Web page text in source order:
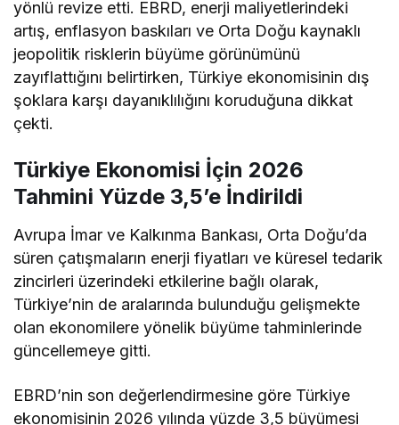
yönlü revize etti. EBRD, enerji maliyetlerindeki
artış, enflasyon baskıları ve Orta Doğu kaynaklı
jeopolitik risklerin büyüme görünümünü
zayıflattığını belirtirken, Türkiye ekonomisinin dış
şoklara karşı dayanıklılığını koruduğuna dikkat
çekti.
Türkiye Ekonomisi İçin 2026
Tahmini Yüzde 3,5’e İndirildi
Avrupa İmar ve Kalkınma Bankası, Orta Doğu’da
süren çatışmaların enerji fiyatları ve küresel tedarik
zincirleri üzerindeki etkilerine bağlı olarak,
Türkiye’nin de aralarında bulunduğu gelişmekte
olan ekonomilere yönelik büyüme tahminlerinde
güncellemeye gitti.
EBRD’nin son değerlendirmesine göre Türkiye
ekonomisinin 2026 yılında yüzde 3,5 büyümesi